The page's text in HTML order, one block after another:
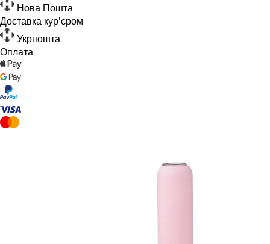
Нова Пошта
Доставка кур'єром
Укрпошта
Оплата